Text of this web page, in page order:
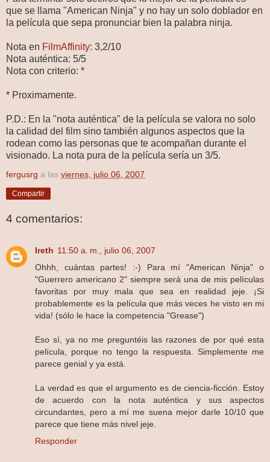
que se llama "American Ninja" y no hay un solo doblador en
la película que sepa pronunciar bien la palabra ninja.
Nota en FilmAffinity: 3,2/10
Nota auténtica: 5/5
Nota con criterio: *
* Proximamente.
P.D.: En la "nota auténtica" de la película se valora no solo
la calidad del film sino también algunos aspectos que la
rodean como las personas que te acompañan durante el
visionado. La nota pura de la película sería un 3/5.
fergusrg a las viernes, julio 06, 2007
Compartir
4 comentarios:
Ireth 11:50 a. m., julio 06, 2007
Ohhh, cuántas partes! :-) Para mí "American Ninja" o
"Guerrero americano 2" siempre será una de mis películas
favoritas por muy mala que sea en realidad jeje. ¡Si
probablemente es la película que más veces he visto en mi
vida! (sólo le hace la competencia "Grease")
Eso sí, ya no me preguntéis las razones de por qué esta
película, porque no tengo la respuesta. Simplemente me
parece genial y ya está.
La verdad es que el argumento es de ciencia-ficción. Estoy
de acuerdo con la nota auténtica y sus aspectos
circundantes, pero a mí me suena mejor darle 10/10 que
parece que tiene más nivel jeje.
Responder